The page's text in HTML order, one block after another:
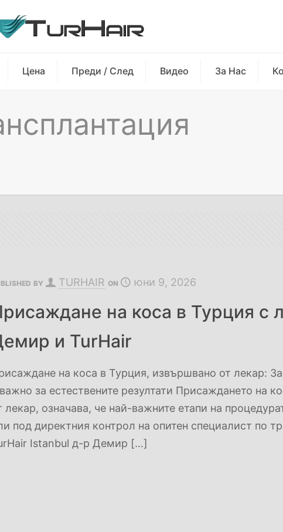
Цена Преди / След Видео За Нас
BY TURHAIR ON юни 9, 2026
на коса в Турция с
и TurHair
на коса в Турция, извършвано от лекар:
за естествените резултати Присаждането на
лекар, означава, че най-важните етапи на
под директния контрол на опитен специалист по
Istanbul д-р Демир […]